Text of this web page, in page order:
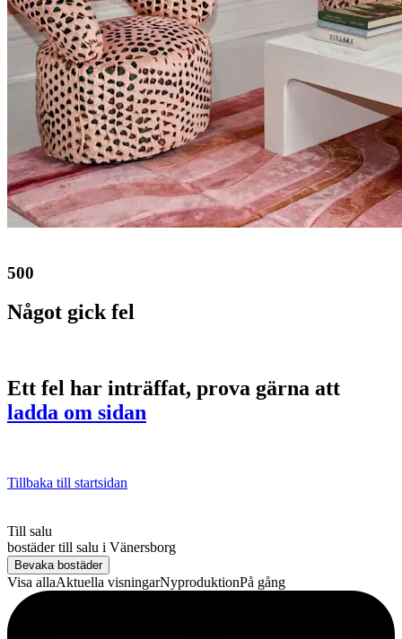
500
Något gick fel
Ett fel har inträffat, prova gärna att
ladda om sidan
Tillbaka till startsidan
Till salu
bostäder till salu i Vänersborg
Bevaka bostäder
Visa allaAktuella visningarNyproduktionPå gång